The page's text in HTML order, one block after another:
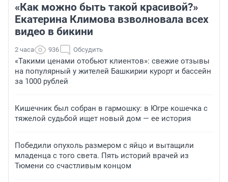
«Как можно быть такой красивой?»
Екатерина Климова взволновала всех
видео в бикини
2 часа 936 Обсудить
«Такими ценами отобьют клиентов»: свежие отзывы
на популярный у жителей Башкирии курорт и бассейн
за 1000 рублей
Кишечник был собран в гармошку: в Югре кошечка с
тяжелой судьбой ищет новый дом — ее история
Победили опухоль размером с яйцо и вытащили
младенца с того света. Пять историй врачей из
Тюмени со счастливым концом